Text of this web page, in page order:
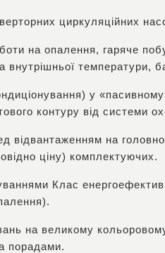
циркуляційних
на опалення, гаряче
внутрішньої температури,
у
контуру від системи
відвантаженням на
ціну) комплектуючих.
Клас
на великому
порадами.